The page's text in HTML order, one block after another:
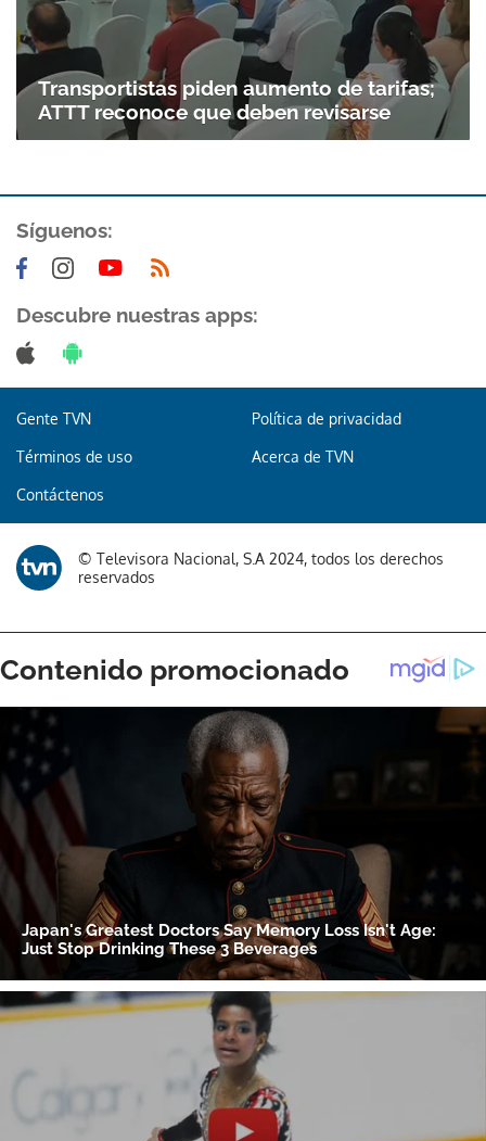
Gracias por suscribirte a nuestro boletín.
ACEPTAR
Transportistas piden aumento de tarifas;
ATTT reconoce que deben revisarse
Síguenos:
Descubre nuestras apps:
Gente TVN Política de privacidad
Términos de uso Acerca de TVN
Contáctenos
© Televisora Nacional, S.A 2024, todos los derechos
reservados